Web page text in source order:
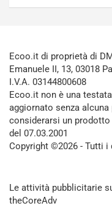
Ecoo.it di proprietà di
Emanuele II, 13, 03018
I.V.A. 03144800608
Ecoo.it non è una
aggiornato senza
considerarsi un
del 07.03.2001
Copyright ©2026 - Tutti
Le attività pubblicitarie
theCoreAdv